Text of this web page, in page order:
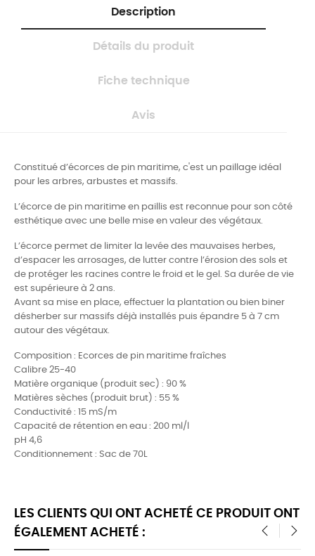
Description
Détails du produit
Fiche technique
Avis
Constitué d’écorces de pin maritime, c'est un paillage idéal
pour les arbres, arbustes et massifs.
L’écorce de pin maritime en paillis est reconnue pour son côté
esthétique avec une belle mise en valeur des végétaux.
L’écorce permet de limiter la levée des mauvaises herbes,
d’espacer les arrosages, de lutter contre l’érosion des sols et
de protéger les racines contre le froid et le gel. Sa durée de vie
est supérieure à 2 ans.
Avant sa mise en place, effectuer la plantation ou bien biner
désherber sur massifs déjà installés puis épandre 5 à 7 cm
autour des végétaux.
Composition : Ecorces de pin maritime fraîches
Calibre 25-40
Matière organique (produit sec) : 90 %
Matières sèches (produit brut) : 55 %
Conductivité : 15 mS/m
Capacité de rétention en eau : 200 ml/l
pH 4,6
Conditionnement : Sac de 70L
LES CLIENTS QUI ONT ACHETÉ CE PRODUIT ONT
ÉGALEMENT ACHETÉ :